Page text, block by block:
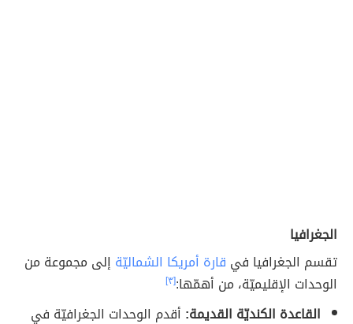
الجغرافيا
تقسم الجغرافيا في قارة أمريكا الشماليّة إلى مجموعة من
الوحدات الإقليميّة، من أهمّها:[٣]
القاعدة الكنديّة القديمة: أقدم الوحدات الجغرافيّة في